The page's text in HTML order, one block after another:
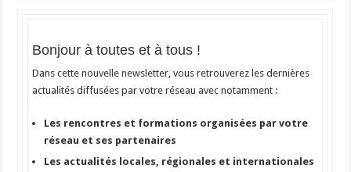
Bonjour à toutes et à tous !
Dans cette nouvelle newsletter, vous retrouverez les dernières
actualités diffusées par votre réseau avec notamment :
Les rencontres et formations organisées par votre
réseau et ses partenaires
Les actualités locales, régionales et internationales